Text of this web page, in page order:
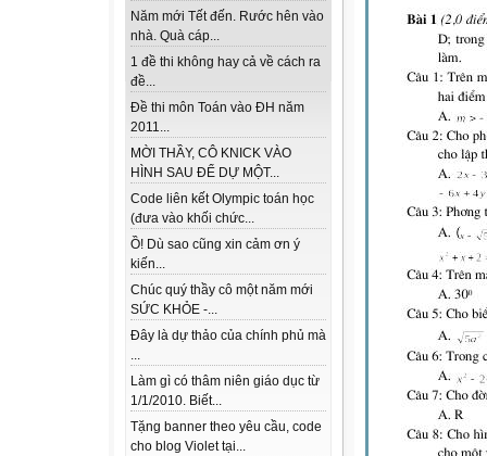
Năm mới Tết đến. Rước hên vào
nhà. Quà cáp...
1 đề thi không hay cả về cách ra
đề...
Đề thi môn Toán vào ĐH năm
2011...
MỜI THẦY, CÔ KNICK VÀO
HÌNH SAU ĐỂ DỰ MỘT...
Code liên kết Olympic toán học
(đưa vào khối chức...
Ồ! Dù sao cũng xin cảm ơn ý
kiến...
Chúc quý thầy cô một năm mới
SỨC KHỎE -...
Đây là dự thảo của chính phủ mà
...
Làm gì có thâm niên giáo dục từ
1/1/2010. Biết...
Tặng banner theo yêu cầu, code
cho blog Violet tại...